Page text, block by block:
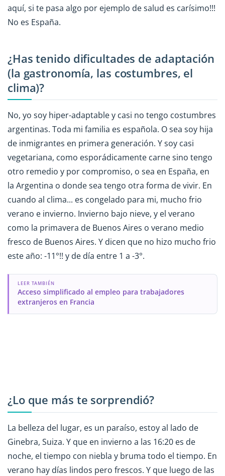
aquí, si te pasa algo por ejemplo de salud es carísimo!!!
No es España.
¿Has tenido dificultades de adaptación
(la gastronomía, las costumbres, el
clima)?
No, yo soy hiper-adaptable y casi no tengo costumbres
argentinas. Toda mi familia es española. O sea soy hija
de inmigrantes en primera generación. Y soy casi
vegetariana, como esporádicamente carne sino tengo
otro remedio y por compromiso, o sea en España, en
la Argentina o donde sea tengo otra forma de vivir. En
cuando al clima... es congelado para mi, mucho frio
verano e invierno. Invierno bajo nieve, y el verano
como la primavera de Buenos Aires o verano medio
fresco de Buenos Aires. Y dicen que no hizo mucho frio
este año: -11°!! y de día entre 1 a -3°.
LEER TAMBIÉN
Acceso simplificado al empleo para trabajadores
extranjeros en Francia
¿Lo que más te sorprendió?
La belleza del lugar, es un paraíso, estoy al lado de
Ginebra, Suiza. Y que en invierno a las 16:20 es de
noche, el tiempo con niebla y bruma todo el tiempo. En
verano hay días lindos pero frescos. Y que luego de las